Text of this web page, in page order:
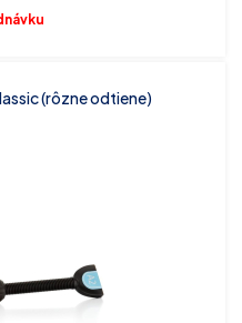
(rôzne odtiene)